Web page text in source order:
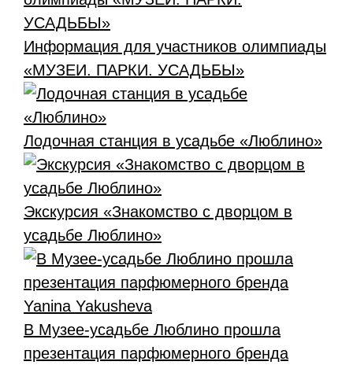
Информация для участников олимпиады
«МУЗЕИ. ПАРКИ. УСАДЬБЫ»
Лодочная станция в усадьбе «Люблино»
Экскурсия «Знакомство с дворцом в
усадьбе Люблино»
В Музее-усадьбе Люблино прошла
презентация парфюмерного бренда